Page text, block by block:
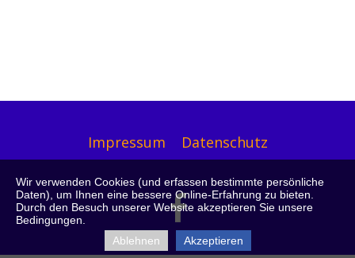
Impressum Datenschutz

Wir verwenden Cookies (und erfassen bestimmte persönliche
Daten), um Ihnen eine bessere Online-Erfahrung zu bieten.
Durch den Besuch unserer Website akzeptieren Sie unsere
Bedingungen.
Ablehnen
Akzeptieren